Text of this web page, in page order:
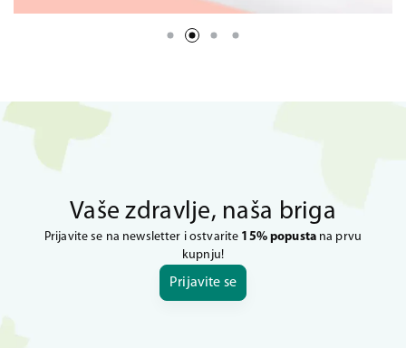
Vaše zdravlje, naša briga
Prijavite se na newsletter i ostvarite 15% popustana prvu
kupnju!
Prijavite se